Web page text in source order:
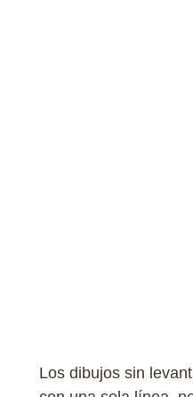
Los dibujos sin